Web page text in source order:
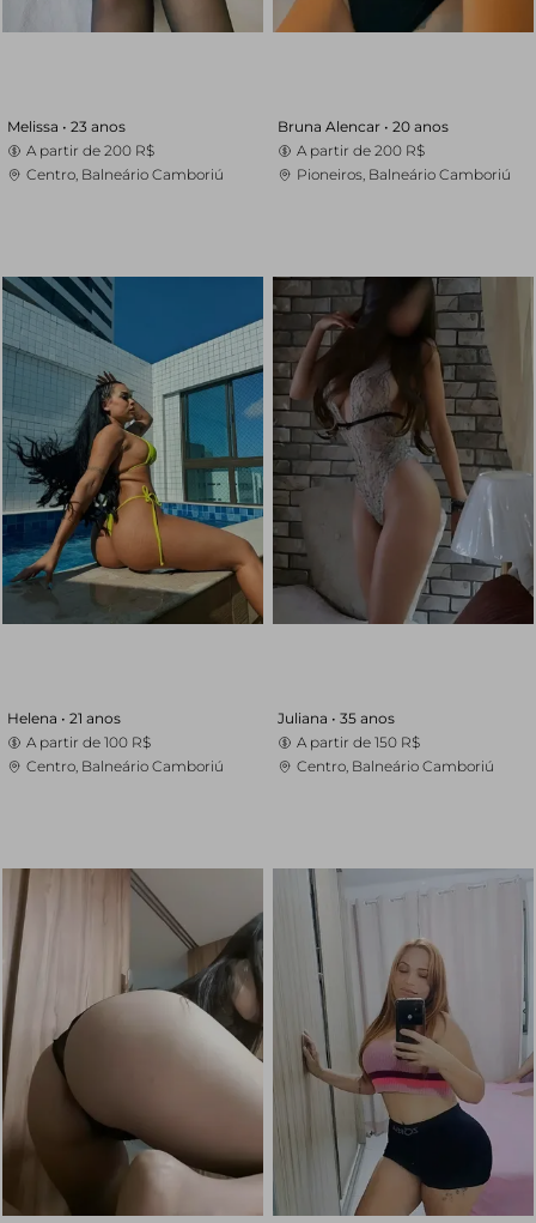
Melissa • 23 anos
A partir de 200 R$
Centro, Balneário Camboriú
Bruna Alencar • 20 anos
A partir de 200 R$
Pioneiros, Balneário Camboriú
Helena • 21 anos
A partir de 100 R$
Centro, Balneário Camboriú
Juliana • 35 anos
A partir de 150 R$
Centro, Balneário Camboriú